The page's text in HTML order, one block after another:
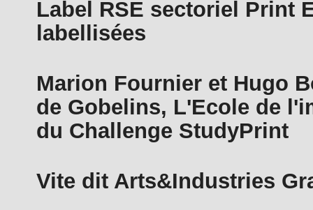
Label RSE sectoriel Print
labellisées
Marion Fournier et Hugo
de Gobelins, L'Ecole de
du Challenge StudyPrint
Vite dit Arts&Industries